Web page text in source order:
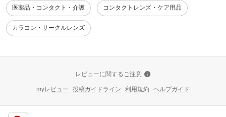
医薬品・コンタクト・介護 コンタクトレンズ・ケア用品
カラコン・サークルレンズ
レビューに関するご注意
myレビュー 投稿ガイドライン 利用規約 ヘルプガイド